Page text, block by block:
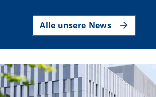
Alle unsere News